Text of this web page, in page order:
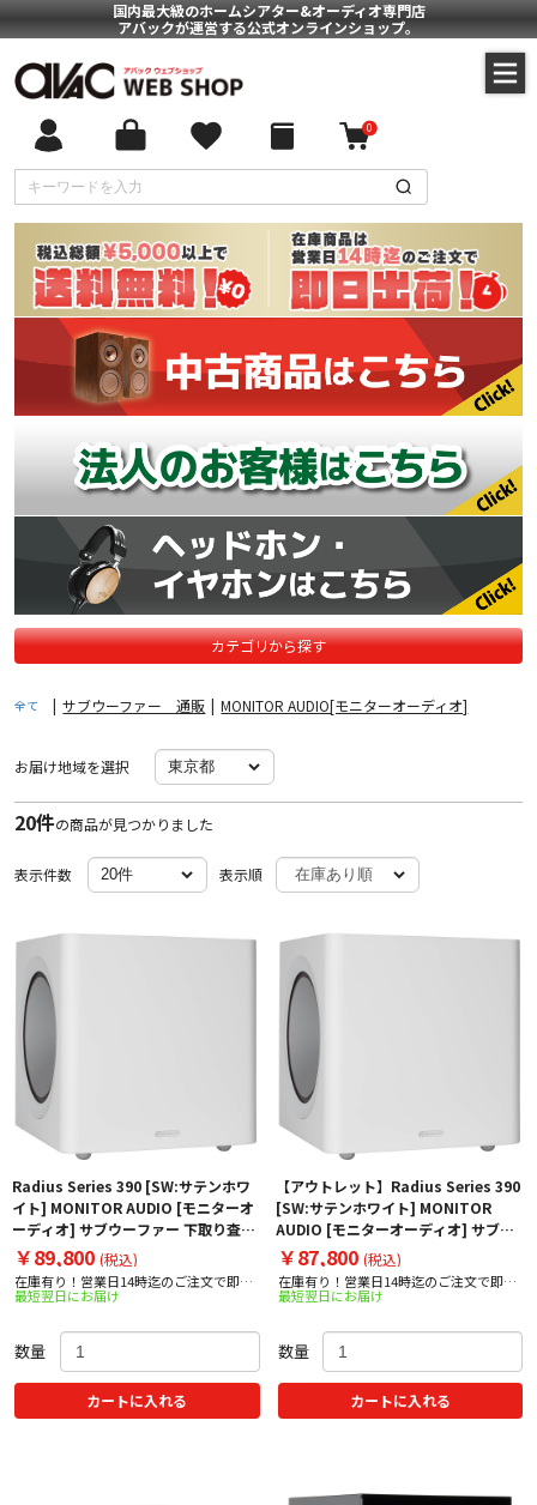
国内最大級のホームシアター&オーディオ専門店
アバックが運営する公式オンラインショップ。
0
カテゴリから探す
全て | サブウーファー 通販 | MONITOR AUDIO[モニターオーディオ]
お届け地域を選択
20件の商品が見つかりました
表示件数 表示順
Radius Series 390 [SW:サテンホワ
イト] MONITOR AUDIO [モニターオ
ーディオ] サブウーファー 下取り査定
額20%アップ実施中！
￥89,800 (税込)
在庫有り！営業日14時迄のご注文で即日
出荷！
最短翌日にお届け
数量
カートに入れる
【アウトレット】Radius Series 390
[SW:サテンホワイト] MONITOR
AUDIO [モニターオーディオ] サブウ
ーファ【箱凹み・外箱に若干の汚れ⇒
限定アウトレット】ー 下取り査定額
20%アップ実施中！
￥87,800 (税込)
在庫有り！営業日14時迄のご注文で即日
出荷！
最短翌日にお届け
数量
カートに入れる